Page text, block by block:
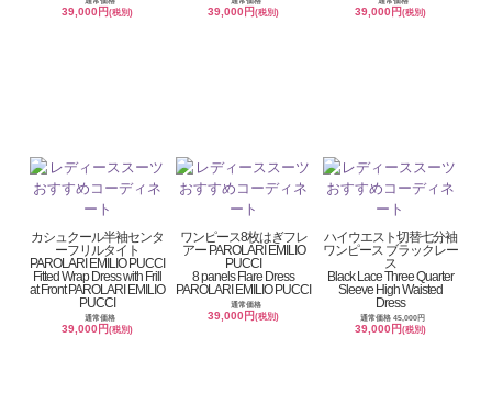
39,000円(税別) 39,000円(税別) 39,000円 (税別)
カシュクール半袖センタ
ーフリルタイト
PAROLARI EMILIO PUCCI
Fitted Wrap Dress with Frill
at Front PAROLARI EMILIO
PUCCI
通常価格
39,000円(税別)
ワンピース8枚はぎフレ
アー PAROLARI EMILIO
PUCCI
8 panels Flare Dress
PAROLARI EMILIO PUCCI
通常価格
39,000円(税別)
ハイウエスト切替七分袖
ワンピース ブラックレー
ス
Black Lace Three Quarter
Sleeve High Waisted
Dress
通常価格 45,000円
39,000円 (税別)